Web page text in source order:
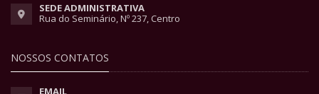
SEDE ADMINISTRATIVA
Rua do Seminário, Nº 237, Centro
NOSSOS CONTATOS
EMAIL